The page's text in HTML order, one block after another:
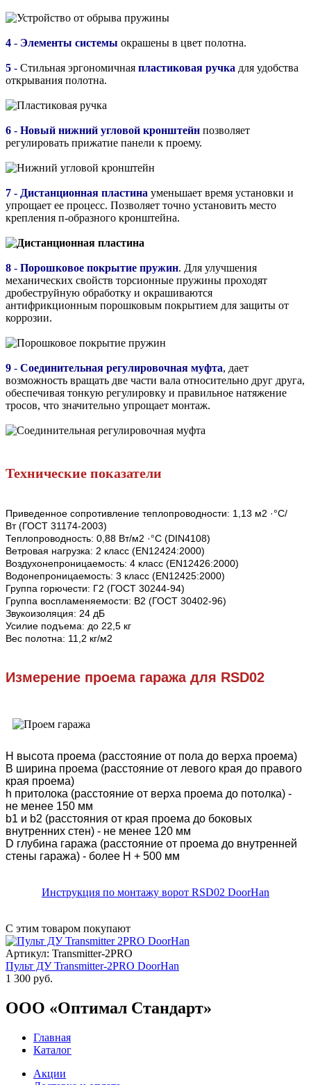
4 - Элементы системы окрашены в цвет полотна.
5 - Стильная эргономичная пластиковая ручка для удобства
открывания полотна.
6 - Новый нижний угловой кронштейн позволяет
регулировать прижатие панели к проему.
7 - Дистанционная пластина уменьшает время установки и
упрощает ее процесс. Позволяет точно установить место
крепления п-образного кронштейна.
8 - Порошковое покрытие пружин. Для улучшения
механических свойств торсионные пружины проходят
дробеструйную обработку и окрашиваются
антифрикционным порошковым покрытием для защиты от
коррозии.
9 - Соединительная регулировочная муфта, дает
возможность вращать две части вала относительно друг друга,
обеспечивая тонкую регулировку и правильное натяжение
тросов, что значительно упрощает монтаж.
Технические показатели
Приведенное сопротивление теплопроводности: 1,13 м2 ·°С/
Вт (ГОСТ 31174-2003)
Теплопроводность: 0,88 Вт/м2 ·°С (DIN4108)
Ветровая нагрузка: 2 класс (EN12424:2000)
Воздухонепроницаемость: 4 класс (EN12426:2000)
Водонепроницаемость: 3 класс (EN12425:2000)
Группа горючести: Г2 (ГОСТ 30244-94)
Группа воспламеняемости: В2 (ГОСТ 30402-96)
Звукоизоляция: 24 дБ
Усилие подъема: до 22,5 кг
Вес полотна: 11,2 кг/м2
Измерение проема гаража для RSD02
Н высота проема (расстояние от пола до верха проема)
В ширина проема (расстояние от левого края до правого
края проема)
h притолока (расстояние от верха проема до потолка) -
не менее 150 мм
b1 и b2 (расстояния от края проема до боковых
внутренних стен) - не менее 120 мм
D глубина гаража (расстояние от проема до внутренней
стены гаража) - более H + 500 мм
Инструкция по монтажу ворот RSD02 DoorHan
С этим товаром покупают
Артикул: Transmitter-2PRO
Пульт ДУ Transmitter-2PRO DoorHan
1 300 руб.
ООО «Оптимал Стандарт»
Главная
Каталог
Акции